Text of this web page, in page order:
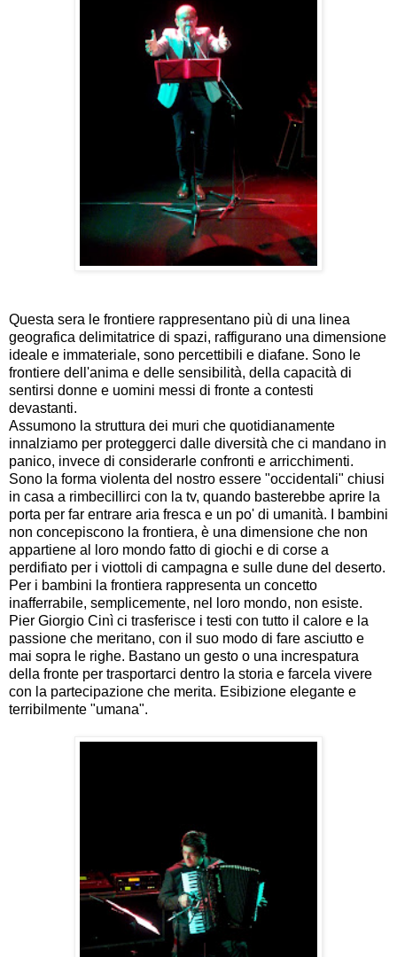
Questa sera le frontiere rappresentano più di una linea
geografica delimitatrice di spazi, raffigurano una dimensione
ideale e immateriale, sono percettibili e diafane. Sono le
frontiere dell'anima e delle sensibilità, della capacità di
sentirsi donne e uomini messi di fronte a contesti
devastanti.
Assumono la struttura dei muri che quotidianamente
innalziamo per proteggerci dalle diversità che ci mandano in
panico, invece di considerarle confronti e arricchimenti.
Sono la forma violenta del nostro essere "occidentali" chiusi
in casa a rimbecillirci con la tv, quando basterebbe aprire la
porta per far entrare aria fresca e un po' di umanità. I bambini
non concepiscono la frontiera, è una dimensione che non
appartiene al loro mondo fatto di giochi e di corse a
perdifiato per i viottoli di campagna e sulle dune del deserto.
Per i bambini la frontiera rappresenta un concetto
inafferrabile, semplicemente, nel loro mondo, non esiste.
Pier Giorgio Cinì ci trasferisce i testi con tutto il calore e la
passione che meritano, con il suo modo di fare asciutto e
mai sopra le righe. Bastano un gesto o una increspatura
della fronte per trasportarci dentro la storia e farcela vivere
con la partecipazione che merita. Esibizione elegante e
terribilmente "umana".